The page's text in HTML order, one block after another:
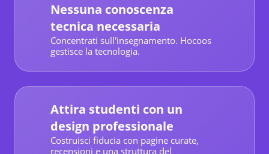
Nessuna conoscenza
tecnica necessaria
Concentrati sull'insegnamento. Hocoos
gestisce la tecnologia.
Attira studenti con un
design professionale
Costruisci fiducia con pagine curate,
recensioni e una struttura del